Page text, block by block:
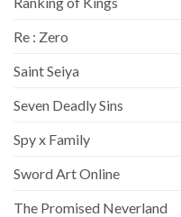
Re : Zero
Saint Seiya
Seven Deadly Sins
Spy x Family
Sword Art Online
The Promised Neverland